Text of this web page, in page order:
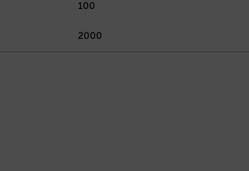
100
2000